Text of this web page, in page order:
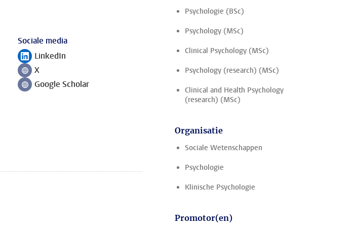
Sociale media
Volg ons op
LinkedIn
Volg ons op
X
Volg ons op
Google Scholar
Psychologie (BSc)
Psychology (MSc)
Clinical Psychology (MSc)
Psychology (research) (MSc)
Clinical and Health Psychology
(research) (MSc)
Organisatie
Sociale Wetenschappen
Psychologie
Klinische Psychologie
Promotor(en)